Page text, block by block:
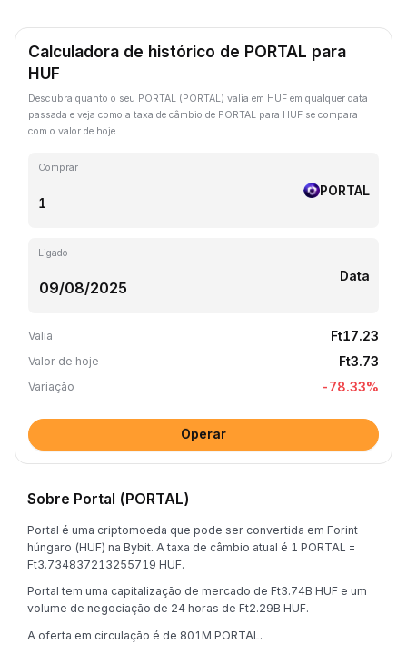
Calculadora de histórico de PORTAL para
HUF
Descubra quanto o seu PORTAL (PORTAL) valia em HUF em qualquer data
passada e veja como a taxa de câmbio de PORTAL para HUF se compara
com o valor de hoje.
Comprar
PORTAL
Ligado
Data
Valia Ft17.23
Valor de hoje Ft3.73
Variação -78.33%
Operar
Sobre Portal (PORTAL)
Portal é uma criptomoeda que pode ser convertida em Forint
húngaro (HUF) na Bybit. A taxa de câmbio atual é 1 PORTAL =
Ft3.734837213255719 HUF.
Portal tem uma capitalização de mercado de Ft3.74B HUF e um
volume de negociação de 24 horas de Ft2.29B HUF.
A oferta em circulação é de 801M PORTAL.